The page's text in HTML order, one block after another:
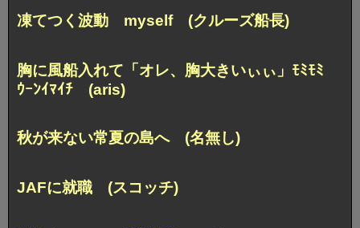
凍てつく波動 myself (クルーズ船長)
胸に風船入れて 「オレ、胸大きいぃぃ」ﾓﾐﾓﾐ
ｳｰﾝｲﾏｲﾁ (aris)
秋が来ない常夏の島へ (名無し)
JAFに就職 (スコッチ)